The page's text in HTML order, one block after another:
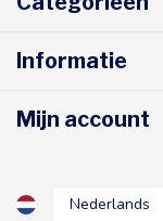
Informatie
Mijn account